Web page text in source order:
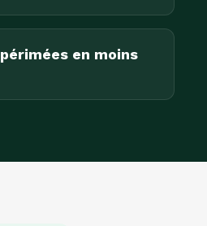
périmées en moins